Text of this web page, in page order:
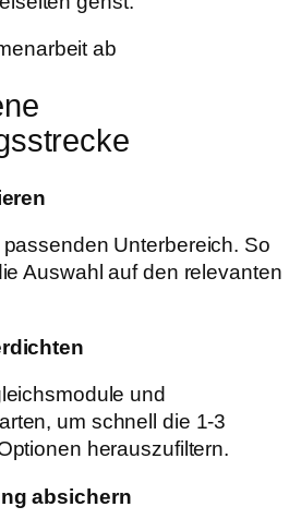
ab
Unterbereich. So
Auswahl auf den relevanten
und
um schnell die 1-3
herauszufiltern.
absichern